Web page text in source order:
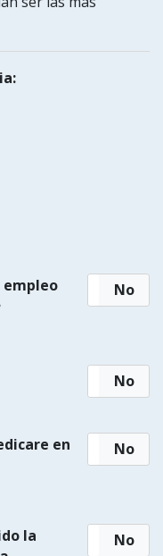
empleo
Sí No
No
en
Sí No
la
No